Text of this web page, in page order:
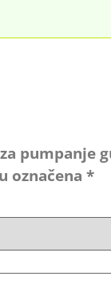
pumpanje
označena *